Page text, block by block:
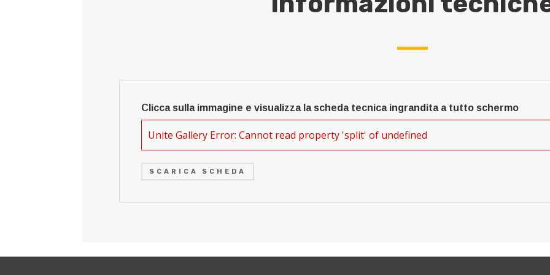
Clicca sulla immagine e visualizza la scheda tecnica ingrandita a tutto schermo
Unite Gallery Error: Cannot read property 'split' of undefined
SCARICA SCHEDA